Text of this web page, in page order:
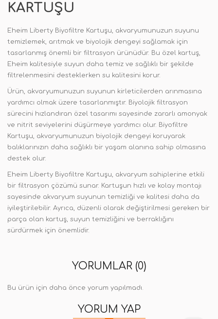
KARTUŞU
Eheim Liberty Biyofiltre Kartuşu, akvaryumunuzun suyunu
temizlemek, arıtmak ve biyolojik dengeyi sağlamak için
tasarlanmış önemli bir filtrasyon ürünüdür. Bu özel kartuş,
Eheim kalitesiyle suyun daha temiz ve sağlıklı bir şekilde
filtrelenmesini desteklerken su kalitesini korur.
Ürün, akvaryumunuzun suyunun kirleticilerden arınmasına
yardımcı olmak üzere tasarlanmıştır. Biyolojik filtrasyon
sürecini hızlandıran özel tasarımı sayesinde zararlı amonyak
ve nitrit seviyelerini düşürmeye yardımcı olur. Biyofiltre
Kartuşu, akvaryumunuzun biyolojik dengeyi koruyarak
balıklarınızın daha sağlıklı bir yaşam alanına sahip olmasına
destek olur.
Eheim Liberty Biyofiltre Kartuşu, akvaryum sahiplerine etkili
bir filtrasyon çözümü sunar. Kartuşun hızlı ve kolay montajı
sayesinde akvaryum suyunun temizliği ve kalitesi daha da
iyileştirilebilir. Ayrıca, düzenli olarak değiştirilmesi gereken bir
parça olan kartuş, suyun temizliğini ve berraklığını
sürdürmek için önemlidir.
YORUMLAR (0)
Bu ürün için daha önce yorum yapılmadı.
YORUM YAP